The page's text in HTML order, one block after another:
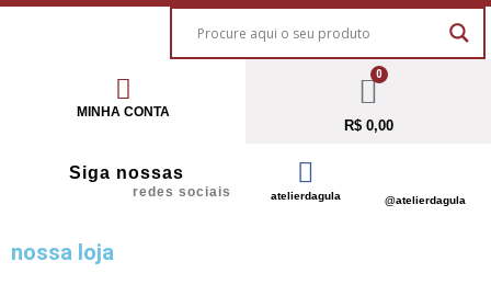
MINHA CONTA
0
R$0,00
Siga nossas
redes sociais atelierdagula @atelierdagula
nossa loja